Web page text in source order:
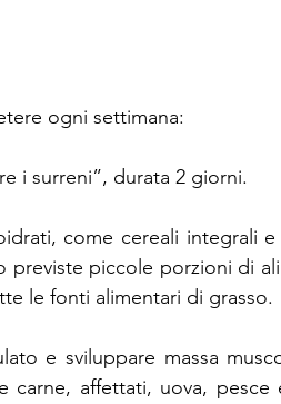
ogni settimana:
i surreni”, durata 2 giorni.
come cereali integrali
previste piccole porzioni di
le fonti alimentari di grasso.
e sviluppare massa
carne, affettati, uova,